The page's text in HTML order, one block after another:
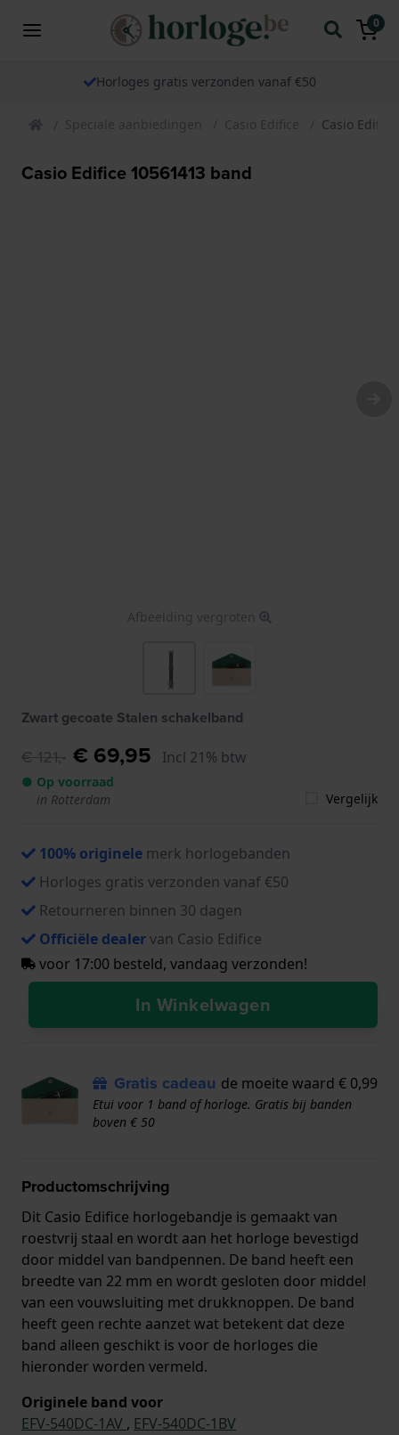
0
Horloges gratis verzonden vanaf €50
Speciale aanbiedingen Casio Edifice Casio
Casio Edifice 10561413 band
Afbeelding vergroten
Zwart gecoate Stalen schakelband
€ 121,- € 69,95 Incl 21% btw
● Op voorraad
in Rotterdam
Vergelijk
100% originele merk horlogebanden
Horloges gratis verzonden vanaf €50
Retourneren binnen 30 dagen
Officiële dealervan Casio Edifice
voor 17:00 besteld, vandaag verzonden!
In Winkelwagen
Gratis cadeau de moeite waard € 0,99
Etui voor 1 band of horloge. Gratis bij banden
boven € 50
Productomschrijving
Dit Casio Edifice horlogebandje is gemaakt van
roestvrij staal en wordt aan het horloge bevestigd
door middel van bandpennen. De band heeft een
breedte van 22 mm en wordt gesloten door middel
van een vouwsluiting met drukknoppen. De band
heeft geen rechte aanzet wat betekent dat deze
band alleen geschikt is voor de horloges die
hieronder worden vermeld.
Originele band voor
EFV-540DC-1AV , EFV-540DC-1BV